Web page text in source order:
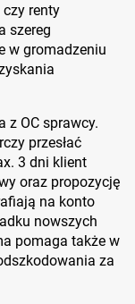
renty
szereg
w gromadzeniu
z OC sprawcy.
przesłać
3 dni klient
oraz propozycję
na konto
nowszych
pomaga także w
za